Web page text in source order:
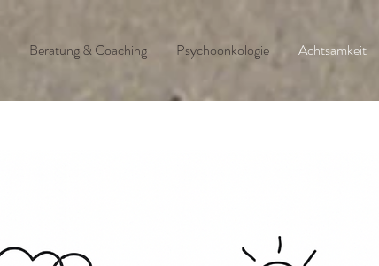
Beratung & Coaching Psychoonkologie Achtsamkeit